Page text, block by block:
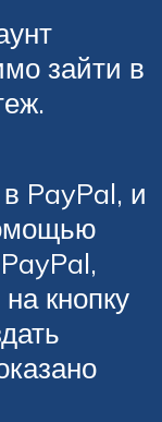
зайти в
PayPal, и
кнопку